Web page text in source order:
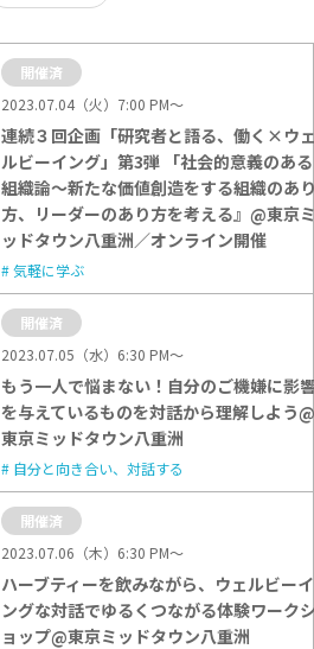
開催済
2023.07.04（火）7:00 PM〜
連続３回企画「研究者と語る、働く×ウ
ルビーイング」第3弾 「社会的意義のある
組織論〜新たな価値創造をする組織のあ
方、リーダーのあり方を考える』@東京
ッドタウン八重洲／オンライン開催
気軽に学ぶ
開催済
2023.07.05（水）6:30 PM〜
もう一人で悩まない！自分のご機嫌に影
を与えているものを対話から理解しよう@
東京ミッドタウン八重洲
自分と向き合い、対話する
開催済
2023.07.06（木）6:30 PM〜
ハーブティーを飲みながら、ウェルビーイ
ングな対話でゆるくつながる体験ワーク
ョップ@東京ミッドタウン八重洲